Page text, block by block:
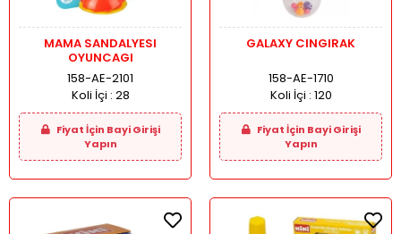
MAMA SANDALYESI
OYUNCAGI
158-AE-2101
Koli İçi : 28
Fiyat İçin Bayi Girişi
Yapın
GALAXY CINGIRAK
158-AE-1710
Koli İçi : 120
Fiyat İçin Bayi Girişi
Yapın